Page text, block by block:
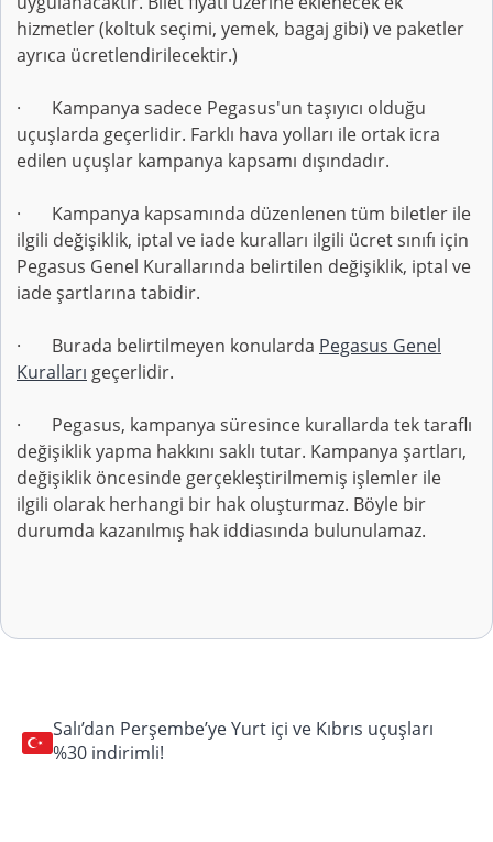
hizmetler (koltuk seçimi, yemek, bagaj gibi) ve paketler
ayrıca ücretlendirilecektir.)
· Kampanya sadece Pegasus'un taşıyıcı olduğu
uçuşlarda geçerlidir. Farklı hava yolları ile ortak icra
edilen uçuşlar kampanya kapsamı dışındadır.
· Kampanya kapsamında düzenlenen tüm biletler ile
ilgili değişiklik, iptal ve iade kuralları ilgili ücret sınıfı için
Pegasus Genel Kurallarında belirtilen değişiklik, iptal ve
iade şartlarına tabidir.
· Burada belirtilmeyen konularda Pegasus Genel
Kuralları geçerlidir.
· Pegasus, kampanya süresince kurallarda tek taraflı
değişiklik yapma hakkını saklı tutar. Kampanya şartları,
değişiklik öncesinde gerçekleştirilmemiş işlemler ile
ilgili olarak herhangi bir hak oluşturmaz. Böyle bir
durumda kazanılmış hak iddiasında bulunulamaz.
Salı’dan Perşembe’ye Yurt içi ve Kıbrıs uçuşları
%30 indirimli!